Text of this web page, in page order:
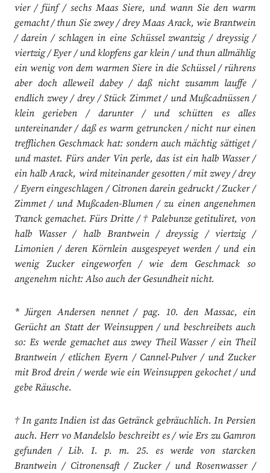
vier / fünf / sechs Maas Siere, und wann Sie den warm
gemacht / thun Sie zwey / drey Maas Arack, wie Brantwein
/ darein / schlagen in eine Schüssel zwantzig / dreyssig /
viertzig / Eyer / und klopfens gar klein / und thun allmählig
ein wenig von dem warmen Siere in die Schüssel / rührens
aber doch alleweil dabey / daß nicht zusamm lauffe /
endlich zwey / drey / Stück Zimmet / und Mußcadnüssen /
klein gerieben / darunter / und schütten es alles
untereinander / daß es warm getruncken / nicht nur einen
trefflichen Geschmack hat: sondern auch mächtig sättiget /
und mastet. Fürs ander Vin perle, das ist ein halb Wasser /
ein halb Arack, wird miteinander gesotten / mit zwey / drey
/ Eyern eingeschlagen / Citronen darein gedruckt / Zucker /
Zimmet / und Mußcaden-Blumen / zu einen angenehmen
Tranck gemachet. Fürs Dritte / † Palebunze getituliret, von
halb Wasser / halb Brantwein / dreyssig / viertzig /
Limonien / deren Körnlein ausgespeyet werden / und ein
wenig Zucker eingeworfen / wie dem Geschmack so
angenehm nicht: Also auch der Gesundheit nicht.
* Jürgen Andersen nennet / pag. 10. den Massac, ein
Gerücht an Statt der Weinsuppen / und beschreibets auch
so: Es werde gemachet aus zwey Theil Wasser / ein Theil
Brantwein / etlichen Eyern / Cannel-Pulver / und Zucker
mit Brod drein / werde wie ein Weinsuppen gekochet / und
gebe Räusche.
† In gantz Indien ist das Getränck gebräuchlich. In Persien
auch. Herr vo Mandelslo beschreibt es / wie Ers zu Gamron
gefunden / Lib. I. p. m. 25. es werde von starcken
Brantwein / Citronensaft / Zucker / und Rosenwasser /